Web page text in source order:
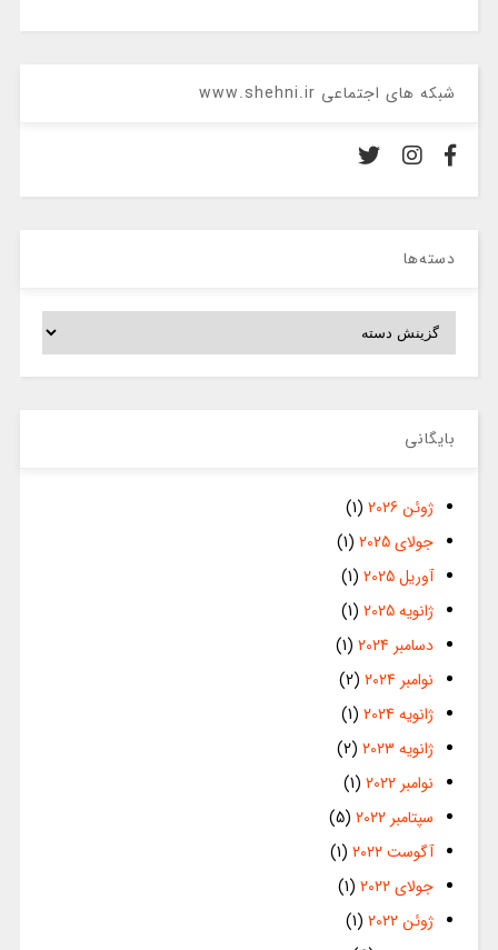
شبکه های اجتماعی www.shehni.ir
دسته‌ها
دسته‌ها
بایگانی
ژوئن 2026
(1)
جولای 2025
(1)
آوریل 2025
(1)
ژانویه 2025
(1)
دسامبر 2024
(1)
نوامبر 2024
(2)
ژانویه 2024
(1)
ژانویه 2023
(2)
نوامبر 2022
(1)
سپتامبر 2022
(5)
آگوست 2022
(1)
جولای 2022
(1)
ژوئن 2022
(1)